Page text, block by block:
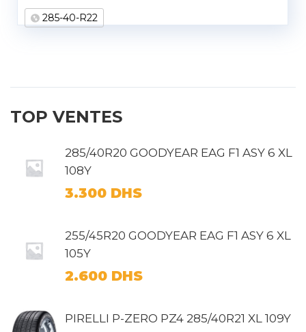
285-40-R22
TOP VENTES
285/40R20 GOODYEAR EAG F1 ASY 6 XL
108Y
3.300 DHS
255/45R20 GOODYEAR EAG F1 ASY 6 XL
105Y
2.600 DHS
PIRELLI P-ZERO PZ4 285/40R21 XL 109Y